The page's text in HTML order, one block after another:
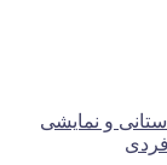
و نمایشی